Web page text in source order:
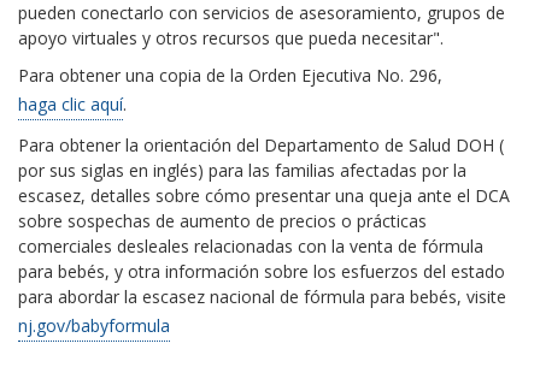
pueden conectarlo con servicios de asesoramiento, grupos de
apoyo virtuales y otros recursos que pueda necesitar".
Para obtener una copia de la Orden Ejecutiva No. 296,
haga clic aquí.
Para obtener la orientación del Departamento de Salud DOH (
por sus siglas en inglés) para las familias afectadas por la
escasez, detalles sobre cómo presentar una queja ante el DCA
sobre sospechas de aumento de precios o prácticas
comerciales desleales relacionadas con la venta de fórmula
para bebés, y otra información sobre los esfuerzos del estado
para abordar la escasez nacional de fórmula para bebés, visite
nj.gov/babyformula